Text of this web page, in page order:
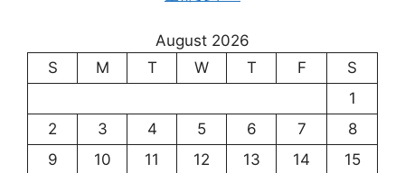
August 2026
S
M T W T F
S
1
2
3 4 5 6 7
8
9
10 11 12 13 14
15